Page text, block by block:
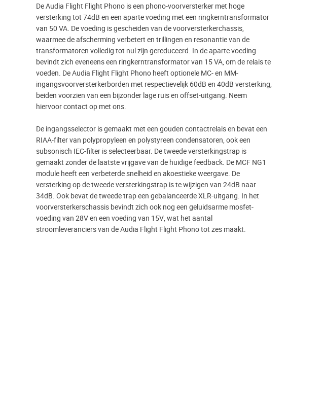
De Audia Flight Flight Phono is een phono-voorversterker met hoge
versterking tot 74dB en een aparte voeding met een ringkerntransformator
van 50 VA. De voeding is gescheiden van de voorversterkerchassis,
waarmee de afscherming verbetert en trillingen en resonantie van de
transformatoren volledig tot nul zijn gereduceerd. In de aparte voeding
bevindt zich eveneens een ringkerntransformator van 15 VA, om de relais te
voeden. De Audia Flight Flight Phono heeft optionele MC- en MM-
ingangsvoorversterkerborden met respectievelijk 60dB en 40dB versterking,
beiden voorzien van een bijzonder lage ruis en offset-uitgang. Neem
hiervoor contact op met ons.
De ingangsselector is gemaakt met een gouden contactrelais en bevat een
RIAA-filter van polypropyleen en polystyreen condensatoren, ook een
subsonisch IEC-filter is selecteerbaar. De tweede versterkingstrap is
gemaakt zonder de laatste vrijgave van de huidige feedback. De MCF NG1
module heeft een verbeterde snelheid en akoestieke weergave. De
versterking op de tweede versterkingstrap is te wijzigen van 24dB naar
34dB. Ook bevat de tweede trap een gebalanceerde XLR-uitgang. In het
voorversterkerschassis bevindt zich ook nog een geluidsarme mosfet-
voeding van 28V en een voeding van 15V, wat het aantal
stroomleveranciers van de Audia Flight Flight Phono tot zes maakt.